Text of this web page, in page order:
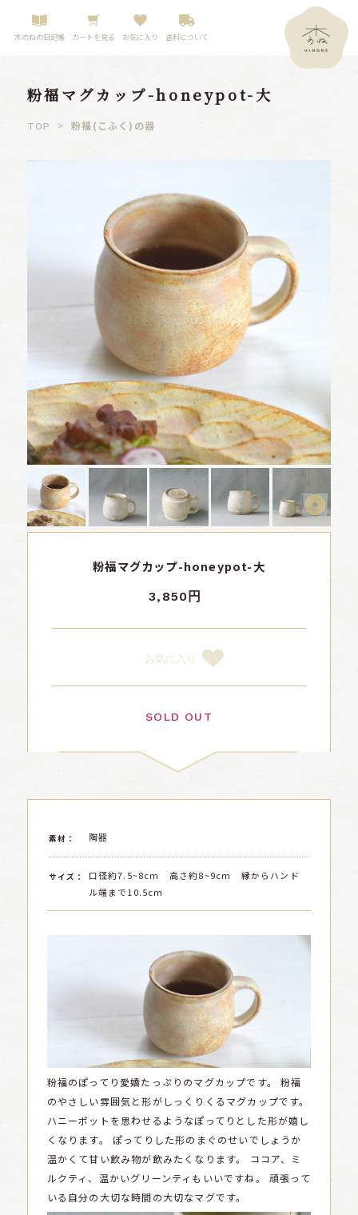
木のねの日記帳 カートを見る お気に入り 送料について
粉福マグカップ-honeypot-大
TOP >粉福(こふく)の器
粉福マグカップ-honeypot-大
3,850円
お気に入り
SOLD OUT
素材： 陶器
サイズ：
口径約7.5~8cm 高さ約8~9cm 縁からハンド
ル端まで10.5cm
粉福のぽってり愛嬌たっぷりのマグカップです。
粉福
のやさしい雰囲気と形がしっくりくるマグカップです。
ハニーポットを思わせるようなぽってりとした形が嬉し
くなります。
ぽってりした形のまぐのせいでしょうか
温かくて甘い飲み物が飲みたくなります。
ココア、ミ
ルクティ、温かいグリーンティもいいですね。
頑張って
いる自分の大切な時間の大切なマグです。